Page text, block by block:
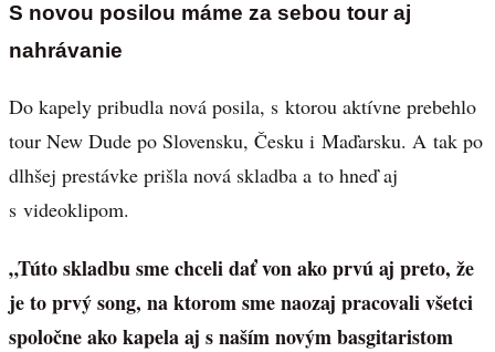
S novou posilou máme za sebou tour aj
nahrávanie
Do kapely pribudla nová posila, s ktorou aktívne prebehlo
tour New Dude po Slovensku, Česku i Maďarsku. A tak po
dlhšej prestávke prišla nová skladba a to hneď aj
s videoklipom.
„Túto skladbu sme chceli dať von ako prvú aj preto, že
je to prvý song, na ktorom sme naozaj pracovali všetci
spoločne ako kapela aj s naším novým basgitaristom